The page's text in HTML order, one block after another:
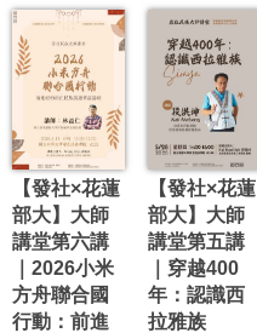
【發社×花蓮
部大】大師
講堂第六講
｜2026小米
方舟聯合國
行動：前進
【發社×花蓮
部大】大師
講堂第五講
｜穿越400
年：認識西
拉雅族